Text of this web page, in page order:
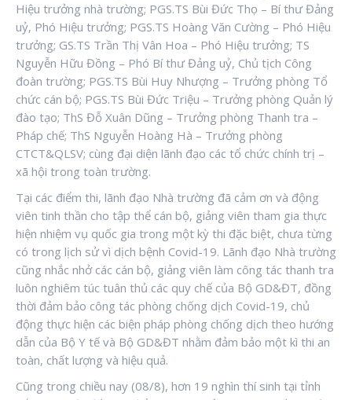
Hiệu trưởng nhà trường; PGS.TS Bùi Đức Thọ – Bí thư Đảng
uỷ, Phó Hiệu trưởng; PGS.TS Hoàng Văn Cường – Phó Hiệu
trưởng; GS.TS Trần Thị Vân Hoa – Phó Hiệu trưởng; TS
Nguyễn Hữu Đồng – Phó Bí thư Đảng uỷ, Chủ tịch Công
đoàn trường; PGS.TS Bùi Huy Nhượng – Trưởng phòng Tổ
chức cán bộ; PGS.TS Bùi Đức Triệu – Trưởng phòng Quản lý
đào tạo; ThS Đỗ Xuân Dũng – Trưởng phòng Thanh tra –
Pháp chế; ThS Nguyễn Hoàng Hà – Trưởng phòng
CTCT&QLSV; cùng đại diện lãnh đạo các tổ chức chính trị –
xã hội trong toàn trường.
Tại các điểm thi, lãnh đạo Nhà trường đã cảm ơn và động
viên tinh thần cho tập thể cán bộ, giảng viên tham gia thực
hiện nhiệm vụ quốc gia trong một kỳ thi đặc biệt, chưa từng
có trong lịch sử vì dịch bệnh Covid-19. Lãnh đạo Nhà trường
cũng nhắc nhở các cán bộ, giảng viên làm công tác thanh tra
luôn nghiêm túc tuân thủ các quy chế của Bộ GD&ĐT, đồng
thời đảm bảo công tác phòng chống dịch Covid-19, chủ
động thực hiện các biện pháp phòng chống dịch theo hướng
dẫn của Bộ Y tế và Bộ GD&ĐT nhằm đảm bảo một kì thi an
toàn, chất lượng và hiệu quả.
Cũng trong chiều nay (08/8), hơn 19 nghìn thí sinh tại tỉnh